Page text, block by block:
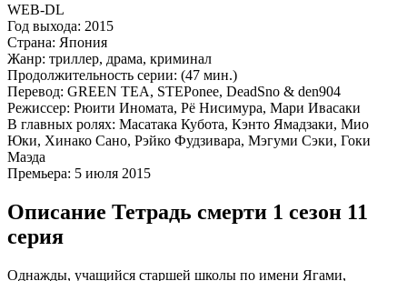
WEB-DL
Год выхода: 2015
Страна: Япония
Жанр: триллер, драма, криминал
Продолжительность серии: (47 мин.)
Перевод: GREEN TEA, STEPonee, DeadSno & den904
Режиссер: Рюити Иномата, Рё Нисимура, Мари Ивасаки
В главных ролях: Масатака Кубота, Кэнто Ямадзаки, Мио
Юки, Хинако Сано, Рэйко Фудзивара, Мэгуми Сэки, Гоки
Маэда
Премьера: 5 июля 2015
Описание Тетрадь смерти 1 сезон 11
серия
Однажды, учащийся старшей школы по имени Ягами,